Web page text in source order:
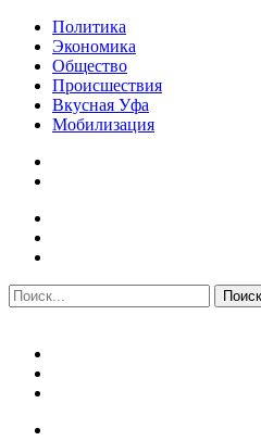
Политика
Экономика
Общество
Происшествия
Вкусная Уфа
Мобилизация